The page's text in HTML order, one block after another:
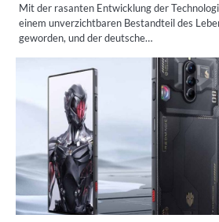
Mit der rasanten Entwicklung der
einem unverzichtbaren Bestandteil des
geworden, und der deutsche…